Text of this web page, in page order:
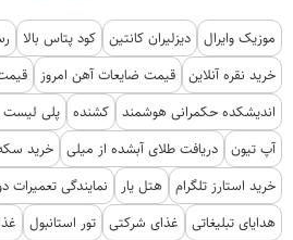
موزیک وایرال دیزلیران کانتین کود پتاس بالا
خرید نقره آنلاین قیمت ضایعات آهن امروز
اندیشکده حکمرانی هوشمند کشنده پلی
آپ تیون دریافت طلای آبشده از میلی خرید
خرید استارز تلگرام هتل یار نمایندگی تعمیرات
هدایای تبلیغاتی
غذای شرکتی تور استانبول